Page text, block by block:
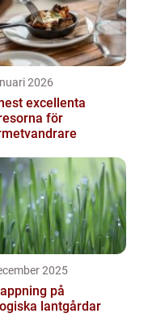
2026
excellenta
för
2025
på
lantgårdar